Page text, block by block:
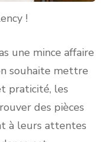
!
une mince affaire
souhaite mettre
praticité, les
des pièces
à leurs attentes